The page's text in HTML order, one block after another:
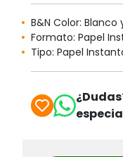
B&N Color: Blanco
Formato: Papel
Tipo: Papel